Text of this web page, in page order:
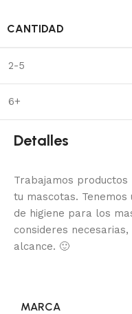
CANTIDAD
2-5
6+
Detalles
Trabajamos
tu mascotas.
de higiene para los
consideres
alcance. 🙂
MARCA